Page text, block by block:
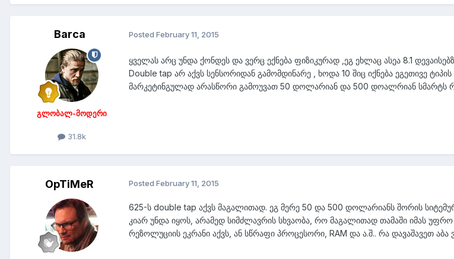
Barca
გლობალ-მოდერი
31.8k
Posted February 11, 2015
ყველას არც უნდა ქონდეს და ვერც ექნება ფიზიკურად ,ეგ ეხლაც ასეა 8.1
Double tap არ აქვს სენსორიდან გამომდინარე , ხოდა 10 შიც იქნება ეგეთივე
მარკეტინგულად არასწორი გამოუვათ 50 დოლარიან და 500 დოალრიან სმარტს
OpTiMeR Posted February 11, 2015
625-ს double tap აქვს მაგალითად. ეგ მერე 50 და 500 დოლარიანს შორის
კიარ უნდა იყოს, არამედ სიმძლავრის სხვაობა, რო მაგალითად თამაში იმას უფრო
რეზოლუციის ეკრანი აქვს, ან სწრაფი პროცესორი, RAM და ა.შ.. რა დავაშავეთ აბა